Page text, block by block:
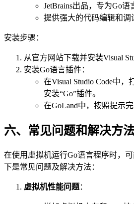
JetBrains出品，专为Go语
提供强大的代码编辑和调
安装步骤：
从官方网站下载并安装Visual
安装Go语言插件：
在Visual Studio Code中
安装“Go”插件。
在GoLand中，按照提示
六、常见问题和解决方
在使用虚拟机运行Go语言程序时，
下是常见问题及解决方法：
虚拟机性能问题：